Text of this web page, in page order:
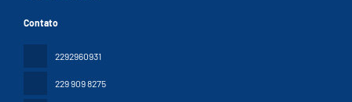
Contato
2292960931
229 909 8275